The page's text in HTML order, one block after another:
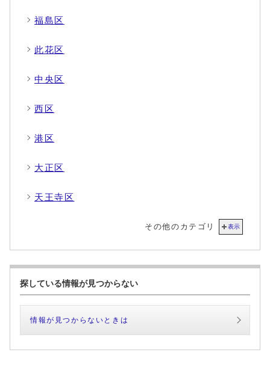
福島区
此花区
中央区
西区
港区
大正区
天王寺区
その他のカテゴリ 表示
探している情報が見つからない
情報が見つからないときは